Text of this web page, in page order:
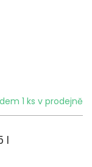
1 ks v prodejně
l